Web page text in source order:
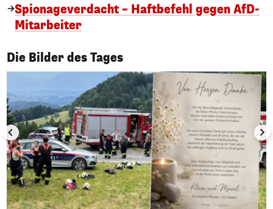
Spionageverdacht – Haftbefehl gegen AfD-
Mitarbeiter
Die Bilder des Tages
1/50